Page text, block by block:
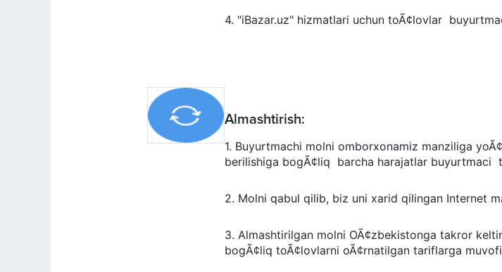
4. "iBazar.uz" hizmatlari uchun toÃ¢lovlar
Almashtirish:
1. Buyurtmachi molni omborxonamiz manziliga
berilishiga bogÃ¢liq barcha harajatlar
2. Molni qabul qilib, biz uni xarid qilingan Internet
3. Almashtirilgan molni OÃ¢zbekistonga takror
bogÃ¢liq toÃ¢lovlarni oÃ¢rnatilgan tariflarga